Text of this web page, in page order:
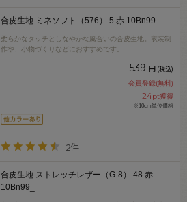
合皮生地 ミネソフト（576） 5.赤 10Bn99_
柔らかなタッチとしなやかな風合いの合皮生地。衣装制
作や、小物づくりなどにおすすめです。
539 円 (税込)
会員登録(無料)
24pt獲得
※10cm単位価格
2件
合皮生地 ストレッチレザー（G-8） 48.赤
10Bn99_